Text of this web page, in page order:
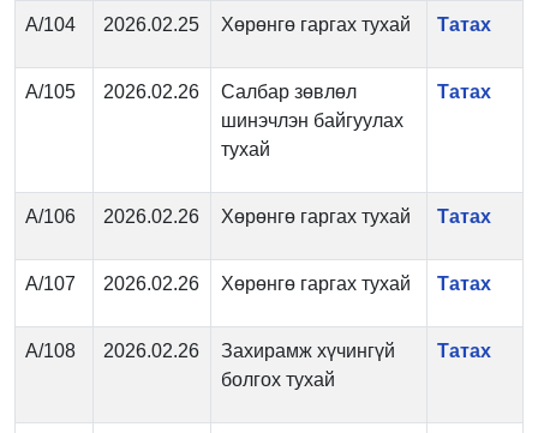
А/104 2026.02.25 Хөрөнгө гаргах тухай Татах
А/105 2026.02.26
Салбар зөвлөл
шинэчлэн байгуулах
тухай
Татах
А/106 2026.02.26 Хөрөнгө гаргах тухай Татах
А/107 2026.02.26 Хөрөнгө гаргах тухай Татах
А/108 2026.02.26
Захирамж хүчингүй
болгох тухай
Татах